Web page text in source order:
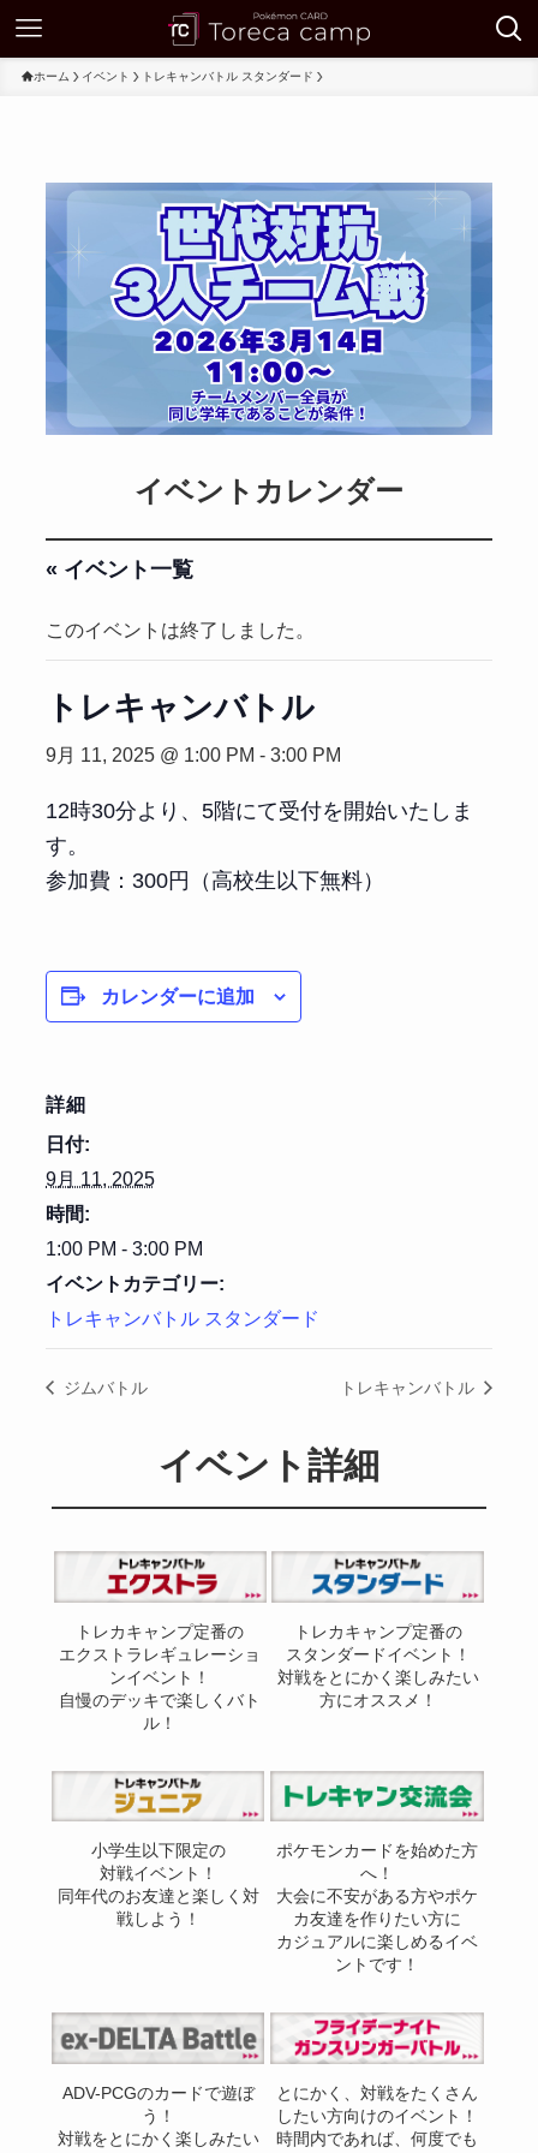
ホーム イベント トレキャンバトル スタンダード
イベントカレンダー
« イベント一覧
このイベントは終了しました。
トレキャンバトル
9月 11, 2025 @ 1:00 PM - 3:00 PM
12時30分より、5階にて受付を開始いたしま
す。
参加費：300円（高校生以下無料）
カレンダーに追加
詳細
日付:
9月 11, 2025
時間:
1:00 PM - 3:00 PM
イベントカテゴリー:
トレキャンバトル スタンダード
ジムバトル トレキャンバトル
イベント詳細
トレカキャンプ定番の
エクストラレギュレーショ
ンイベント！
自慢のデッキで楽しくバト
ル！
トレカキャンプ定番の
スタンダードイベント！
対戦をとにかく楽しみたい
方にオススメ！
小学生以下限定の
対戦イベント！
同年代のお友達と楽しく対
戦しよう！
ポケモンカードを始めた方
へ！
大会に不安がある方やポケ
カ友達を作りたい方に
カジュアルに楽しめるイベ
ントです！
ADV-PCGのカードで遊ぼ
う！
対戦をとにかく楽しみたい
とにかく、対戦をたくさん
したい方向けのイベント！
時間内であれば、何度でも